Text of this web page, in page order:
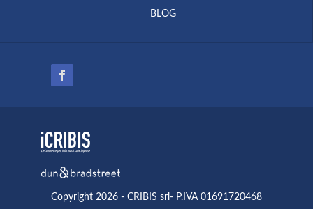
BLOG
Copyright 2026 - CRIBIS srl- P.IVA 01691720468